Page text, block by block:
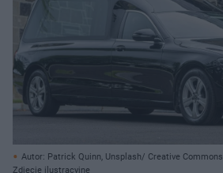
Autor: Patrick Quinn, Unsplash/ Creative Commons
Zdjęcie ilustracyjne